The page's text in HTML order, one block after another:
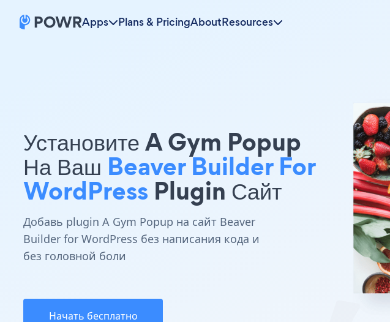
Apps Plans & PricingAboutResources
Установите A Gym Popup
На Ваш Beaver Builder For
WordPress Plugin Сайт
Добавь plugin A Gym Popup на сайт Beaver
Builder for WordPress без написания кода и
без головной боли
Начать бесплатно